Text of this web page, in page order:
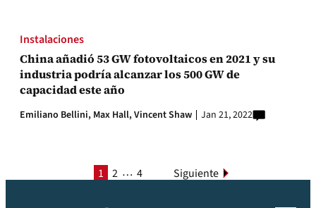
Instalaciones
China añadió 53 GW fotovoltaicos en 2021 y su
industria podría alcanzar los 500 GW de
capacidad este año
Emiliano Bellini, Max Hall,Vincent Shaw Jan 21, 2022
1 2 … 4 Siguiente